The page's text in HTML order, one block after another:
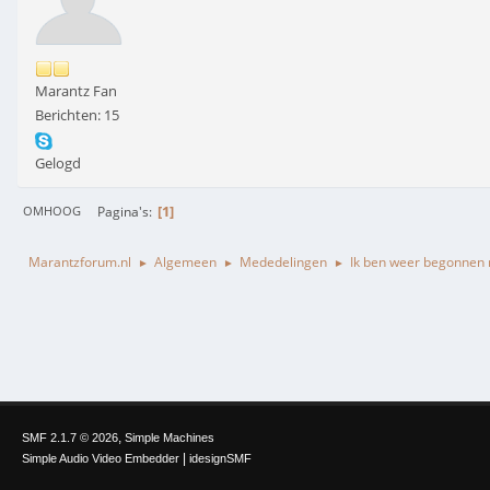
Marantz Fan
Berichten: 15
Gelogd
OMHOOG Pagina's 1
Marantzforum.nl ► Algemeen ► Mededelingen ► Ik ben weer
SMF 2.1.7 © 2026, Simple Machines
Simple Audio Video Embedder | idesignSMF